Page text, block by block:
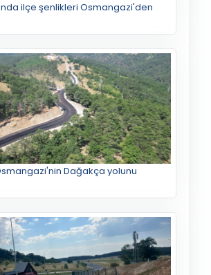
ilçe şenlikleri Osmangazi'den
Dağakça yolunu